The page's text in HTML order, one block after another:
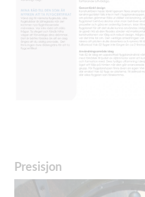
Presisjon